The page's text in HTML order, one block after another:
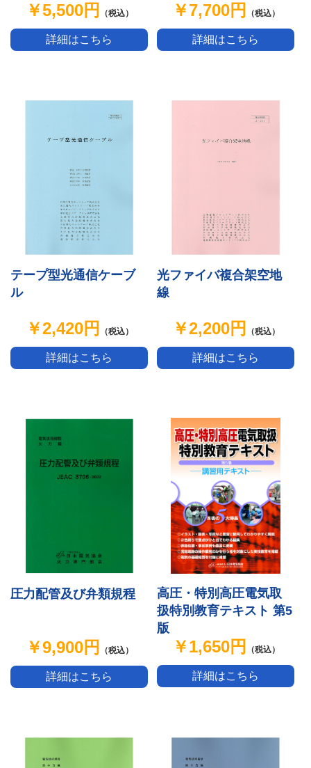
￥5,500円 （税込）
詳細はこちら
￥7,700円 （税込）
詳細はこちら
テープ型光通信ケーブ
ル
￥2,420円 （税込）
詳細はこちら
光ファイバ複合架空地
線
￥2,200円 （税込）
詳細はこちら
圧力配管及び弁類規程
￥9,900円 （税込）
詳細はこちら
高圧・特別高圧電気取
扱特別教育テキスト 第5
版
￥1,650円 （税込）
詳細はこちら